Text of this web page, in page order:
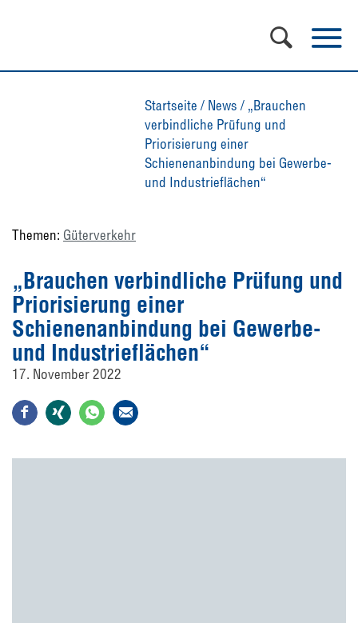
Startseite / News / „Brauchen
verbindliche Prüfung und
Priorisierung einer
Schienenanbindung bei Gewerbe-
und Industrieflächen“
Themen: Güterverkehr
„Brauchen verbindliche Prüfung und
Priorisierung einer
Schienenanbindung bei Gewerbe-
und Industrieflächen“
17. November 2022